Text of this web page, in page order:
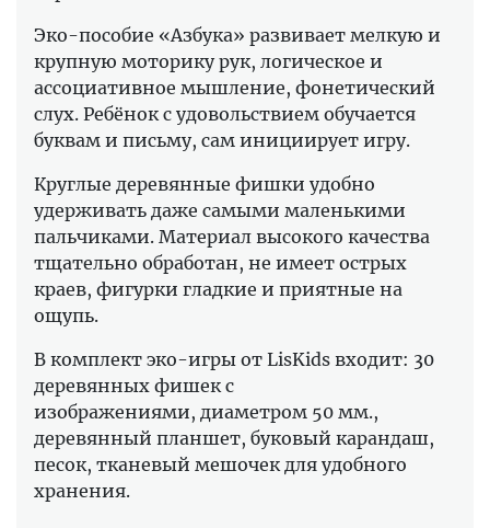
Эко-пособие «Азбука» развивает мелкую и
крупную моторику рук, логическое и
ассоциативное мышление, фонетический
слух. Ребёнок с удовольствием обучается
буквам и письму, сам инициирует игру.
Круглые деревянные фишки удобно
удерживать даже самыми маленькими
пальчиками. Материал высокого качества
тщательно обработан, не имеет острых
краев, фигурки гладкие и приятные на
ощупь.
В комплект эко-игры от LisKids входит: 30
деревянных фишек с
изображениями, диаметром 50 мм.,
деревянный планшет, буковый карандаш,
песок, тканевый мешочек для удобного
хранения.